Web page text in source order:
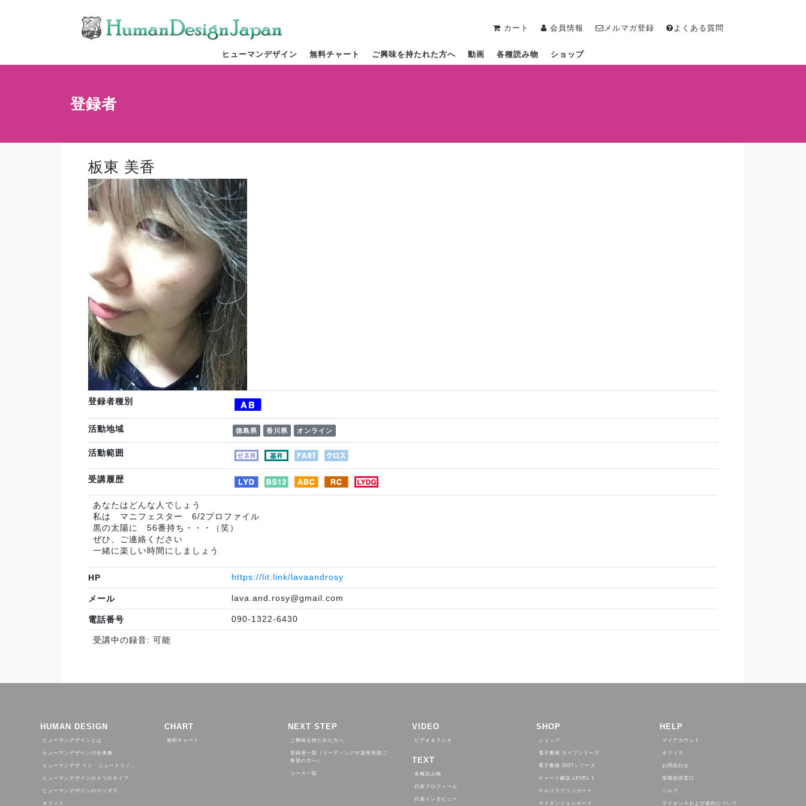
カート 会員情報 メルマガ登録 よくある質問
ヒューマンデザイン 無料チャート ご興味を持たれた方へ 動画 各種読み物 ショップ
登録者
板東 美香
登録者種別
活動地域 徳島県 香川県 オンライン
活動範囲
受講履歴
あなたはどんな人でしょう
私は マニフェスター 6/2プロファイル
黒の太陽に 56番持ち・・・（笑）
ぜひ、ご連絡ください
一緒に楽しい時間にしましょう
HP https://lit.link/lavaandrosy
メール lava.and.rosy@gmail.com
電話番号 090-1322-6430
受講中の録音: 可能
HUMAN DESIGN
ヒューマンデザインとは
ヒューマンデザインの全体像
ヒューマンデザ イン「ニュートリノ」
ヒューマンデザインの４つのタイプ
ヒューマンデザインのマンダラ
オフィス
CHART
無料チャート
NEXT STEP
ご興味を持たれた方へ
登録者一覧（リーディングや講座受講ご
希望の方へ）
コース一覧
VIDEO
ビデオ＆ラジオ
TEXT
各種読み物
代表プロフィール
代表インタビュー
SHOP
ショップ
電子書籍 タイプシリーズ
電子書籍 2027シリーズ
チャート解説 LEVEL 1
チルリラグリンカード
マイダンジョンカード
HELP
マイアカウント
オフィス
お問合わせ
情報提供窓口
ヘルプ
ライセンスおよび規約について